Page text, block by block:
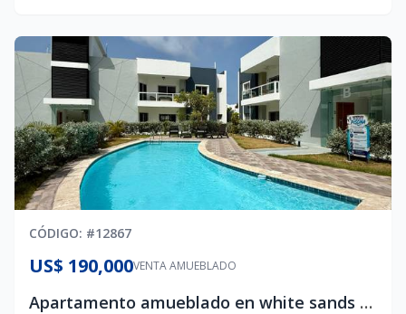
CÓDIGO: #12867
VENTA AMUEBLADO
US$ 190,000
Apartamento amueblado en white sands en venta